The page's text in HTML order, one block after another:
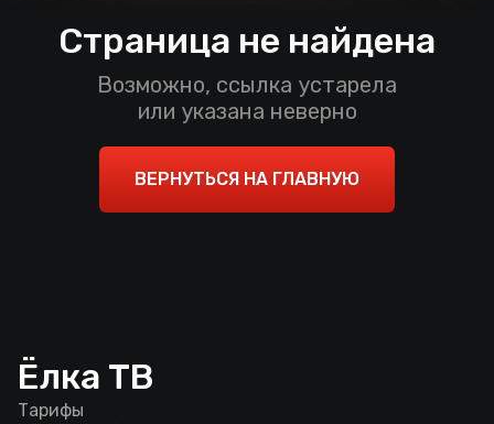
Страница не найдена
Возможно, ссылка устарела
или указана неверно
ВЕРНУТЬСЯ НА ГЛАВНУЮ
Ёлка ТВ
Тарифы